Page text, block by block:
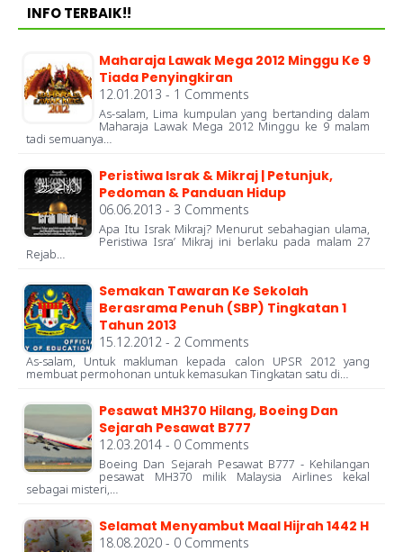
INFO TERBAIK!!
Maharaja Lawak Mega 2012 Minggu Ke 9
Tiada Penyingkiran
12.01.2013 - 1 Comments
As-salam, Lima kumpulan yang bertanding dalam
Maharaja Lawak Mega 2012 Minggu ke 9 malam
tadi semuanya…
Peristiwa Israk & Mikraj | Petunjuk,
Pedoman & Panduan Hidup
06.06.2013 - 3 Comments
Apa Itu Israk Mikraj? Menurut sebahagian ulama,
Peristiwa Isra’ Mikraj ini berlaku pada malam 27
Rejab…
Semakan Tawaran Ke Sekolah
Berasrama Penuh (SBP) Tingkatan 1
Tahun 2013
15.12.2012 - 2 Comments
As-salam, Untuk makluman kepada calon UPSR 2012 yang
membuat permohonan untuk kemasukan Tingkatan satu di…
Pesawat MH370 Hilang, Boeing Dan
Sejarah Pesawat B777
12.03.2014 - 0 Comments
Boeing Dan Sejarah Pesawat B777 - Kehilangan
pesawat MH370 milik Malaysia Airlines kekal
sebagai misteri,…
Selamat Menyambut Maal Hijrah 1442 H
18.08.2020 - 0 Comments